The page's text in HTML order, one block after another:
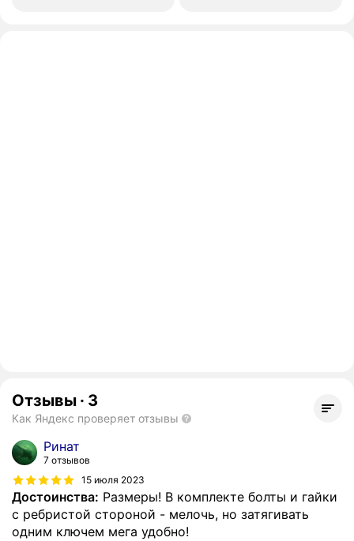
Отзывы · 3
Как Яндекс проверяет отзывы
Ринат
7 отзывов
15 июля 2023
Достоинства: Размеры! В комплекте болты и гайки
с ребристой стороной - мелочь, но затягивать
одним ключем мега удобно!